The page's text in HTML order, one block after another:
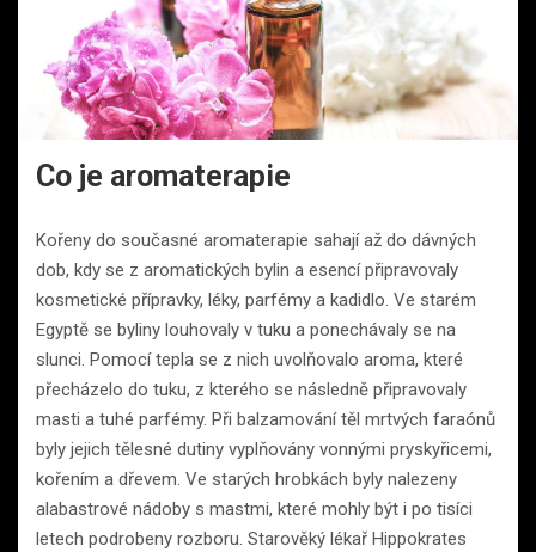
Co je aromaterapie
Kořeny do současné aromaterapie sahají až do dávných
dob, kdy se z aromatických bylin a esencí připravovaly
kosmetické přípravky, léky, parfémy a kadidlo. Ve starém
Egyptě se byliny louhovaly v tuku a ponechávaly se na
slunci. Pomocí tepla se z nich uvolňovalo aroma, které
přecházelo do tuku, z kterého se následně připravovaly
masti a tuhé parfémy. Při balzamování těl mrtvých faraónů
byly jejich tělesné dutiny vyplňovány vonnými pryskyřicemi,
kořením a dřevem. Ve starých hrobkách byly nalezeny
alabastrové nádoby s mastmi, které mohly být i po tisíci
letech podrobeny rozboru. Starověký lékař Hippokrates